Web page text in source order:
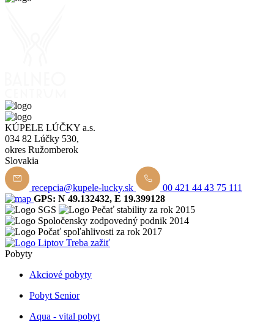
KÚPELE LÚČKY a.s.
034 82 Lúčky 530,
okres Ružomberok
Slovakia
recepcia@kupele-lucky.sk
00 421 44 43 75 111
GPS: N 49.132432, E 19.399128
Pobyty
Akciové pobyty
Pobyt Senior
Aqua - vital pobyt